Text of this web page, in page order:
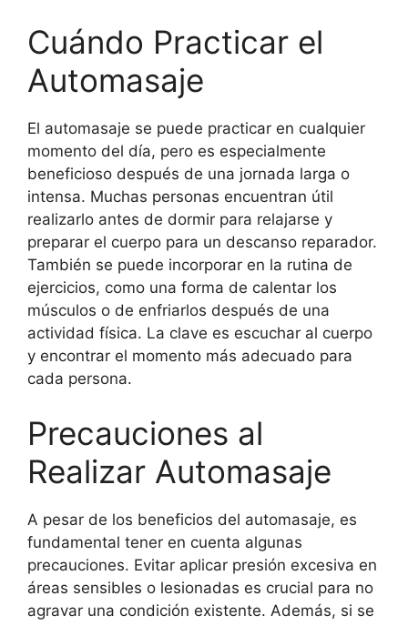
Cuándo Practicar el
Automasaje
El automasaje se puede practicar en cualquier
momento del día, pero es especialmente
beneficioso después de una jornada larga o
intensa. Muchas personas encuentran útil
realizarlo antes de dormir para relajarse y
preparar el cuerpo para un descanso reparador.
También se puede incorporar en la rutina de
ejercicios, como una forma de calentar los
músculos o de enfriarlos después de una
actividad física. La clave es escuchar al cuerpo
y encontrar el momento más adecuado para
cada persona.
Precauciones al
Realizar Automasaje
A pesar de los beneficios del automasaje, es
fundamental tener en cuenta algunas
precauciones. Evitar aplicar presión excesiva en
áreas sensibles o lesionadas es crucial para no
agravar una condición existente. Además, si se